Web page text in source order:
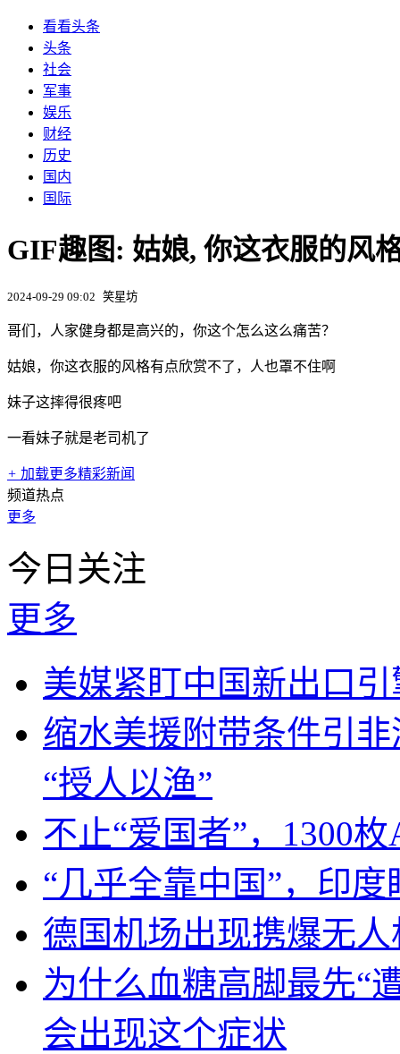
看看头条
头条
社会
军事
娱乐
财经
历史
国内
国际
GIF趣图: 姑娘, 你这衣服的风
2024-09-29 09:02 笑星坊
哥们，人家健身都是高兴的，你这个怎么这么痛苦？
姑娘，你这衣服的风格有点欣赏不了，人也罩不住啊
妹子这摔得很疼吧
一看妹子就是老司机了
+ 加载更多精彩新闻
频道热点
更多
今日关注
更多
美媒紧盯中国新出口
缩水美援附带条件引
“授人以渔”
不止“爱国者”，1300
“几乎全靠中国”，印
德国机场出现携爆无
为什么血糖高脚最先“
会出现这个症状